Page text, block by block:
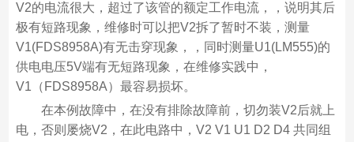
V2的电流很大，超过了该管的额定工作电流，，说明其后
极有短路现象，维修时可以把V2拆了暂时不装，测量
V1(FDS8958A)有无击穿现象，，同时测量U1(LM555)的
供电电压5V端有无短路现象，在维修实践中，
V1（FDS8958A）最容易损坏。
在本例故障中，在没有排除故障前，切勿装V2后就上
电，否则屡烧V2，在此电路中，V2 V1 U1 D2 D4 共同组